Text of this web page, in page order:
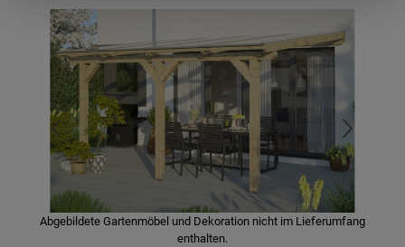
Bildergalerie überspringen
Abgebildete Gartenmöbel und Dekoration nicht im Lieferumfang
enthalten.